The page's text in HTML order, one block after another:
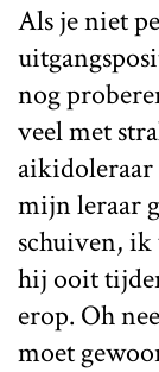
Als je niet
nog
veel met
mijn leraar
schuiven,
hij ooit
erop. Oh
moet